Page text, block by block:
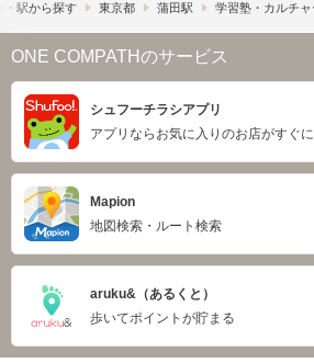
・駅から探す 東京都 蒲田駅 学習塾・カルチ
ONE COMPATHのサービス
シュフーチラシアプリ
アプリならお気に入りのお店がすぐに
Mapion
地図検索・ルート検索
aruku&（あるくと）
歩いてポイントが貯まる